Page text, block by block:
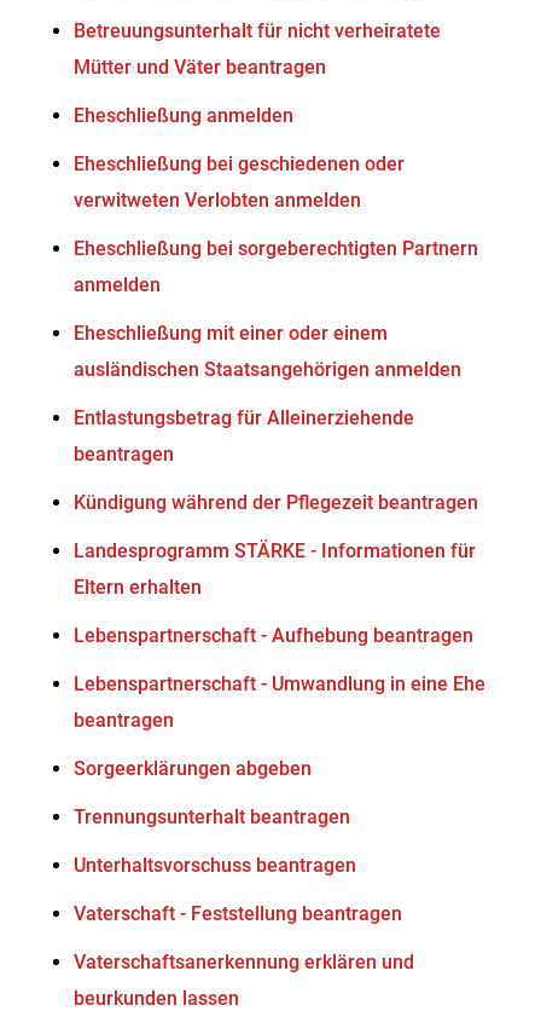
Betreuungsunterhalt für nicht verheiratete
Mütter und Väter beantragen
Eheschließung anmelden
Eheschließung bei geschiedenen oder
verwitweten Verlobten anmelden
Eheschließung bei sorgeberechtigten Partnern
anmelden
Eheschließung mit einer oder einem
ausländischen Staatsangehörigen anmelden
Entlastungsbetrag für Alleinerziehende
beantragen
Kündigung während der Pflegezeit beantragen
Landesprogramm STÄRKE - Informationen für
Eltern erhalten
Lebenspartnerschaft - Aufhebung beantragen
Lebenspartnerschaft - Umwandlung in eine Ehe
beantragen
Sorgeerklärungen abgeben
Trennungsunterhalt beantragen
Unterhaltsvorschuss beantragen
Vaterschaft - Feststellung beantragen
Vaterschaftsanerkennung erklären und
beurkunden lassen